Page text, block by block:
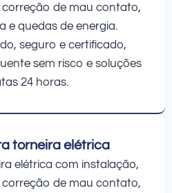
de mau contato,
e quedas de energia.
seguro e certificado,
sem risco e soluções
24 horas.
torneira elétrica
elétrica com instalação,
de mau contato,